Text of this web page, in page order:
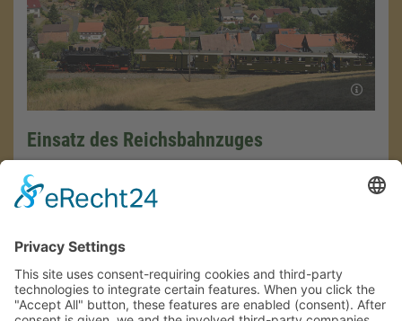
Einsatz des Reichsbahnzuges
Zittau Narrow-Gauge Railway – Zittauer Schmalspurbahn
more
This site uses consent-requiring cookies and third-party